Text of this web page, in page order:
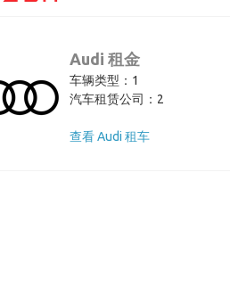
Audi 租金
车辆类型：1
汽车租赁公司：2
查看 Audi 租车